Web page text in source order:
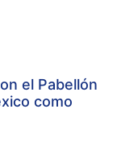
el Pabellón
como